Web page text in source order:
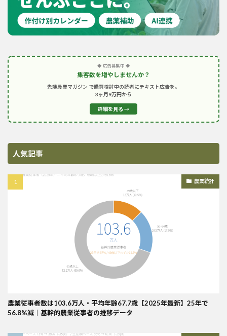
◆ 広告募集中 ◆
集客数を増やしませんか？
先端農業マガジン で購買検討中の読者にテキスト広告を。
3ヶ月9万円から
詳細を見る →
人気記事
農業統計
農業従事者数は103.6万人・平均年齢67.7歳【2025年最新】25年で
56.8%減｜基幹的農業従事者の推移データ